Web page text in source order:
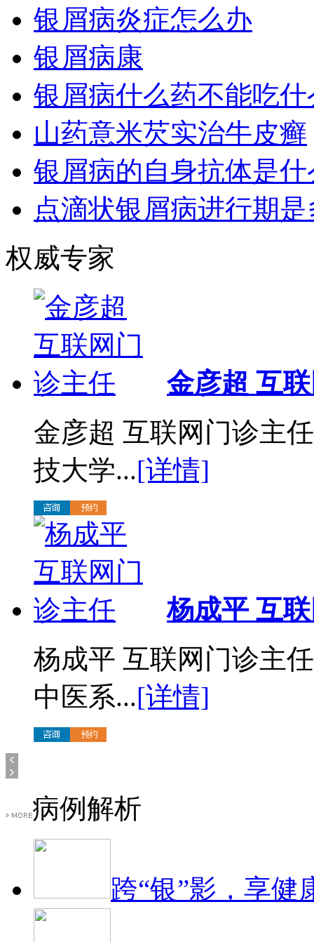
银屑病炎症怎么办
银屑病康
银屑病什么药不能吃
山药意米芡实治牛皮癣
银屑病的自身抗体是
点滴状银屑病进行期
权威专家
金彦超 互
金彦超 互联网门诊主
技大学...[详情]
杨成平 互
杨成平 互联网门诊主
中医系...[详情]
病例解析
跨“银”影，享健